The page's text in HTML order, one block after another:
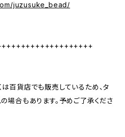
juzusuke_bead/
百貨店でも販売しているため、タ
場合もあります。予めご了承くださ